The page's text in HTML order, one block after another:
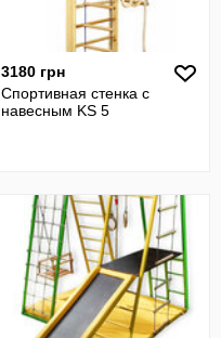
3180 грн
Спортивная стенка с
навесным KS 5